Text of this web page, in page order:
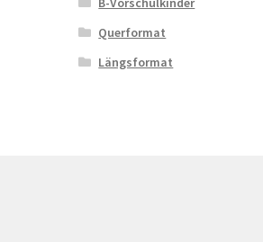
Querformat
Längsformat